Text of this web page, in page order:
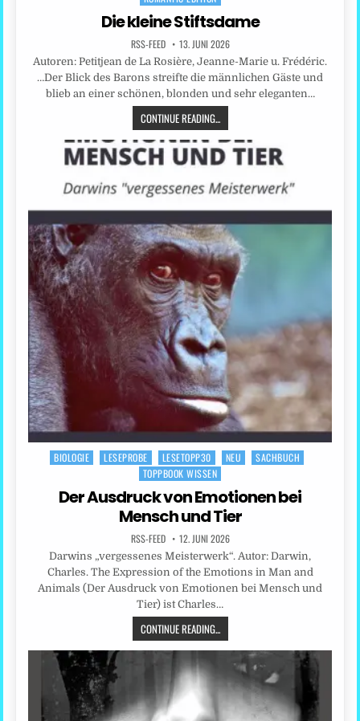
Die kleine Stiftsdame
RSS-FEED 13. JUNI 2026
Autoren: Petitjean de La Rosière, Jeanne-Marie u. Frédéric.
…Der Blick des Barons streifte die männlichen Gäste und
blieb an einer schönen, blonden und sehr eleganten…
CONTINUE READING...
Posted
BIOLOGIE LESEPROBE LESETOPP30 NEU
SACHBUCH
TOPPBOOK WISSEN
Der Ausdruck von Emotionen bei
Mensch und Tier
RSS-FEED 12. JUNI 2026
Darwins „vergessenes Meisterwerk“. Autor: Darwin,
Charles. The Expression of the Emotions in Man and
Animals (Der Ausdruck von Emotionen bei Mensch und
Tier) ist Charles…
CONTINUE READING...